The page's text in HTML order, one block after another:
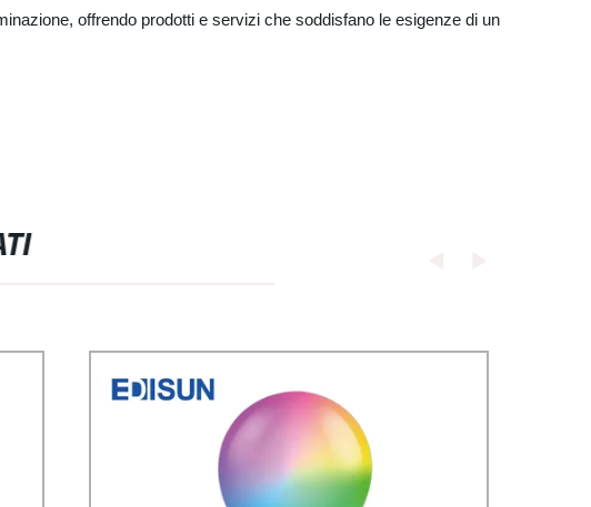
offrendo prodotti e servizi che soddisfano le esigenze di un